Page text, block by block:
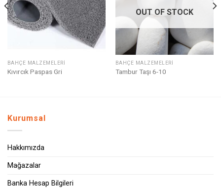
BAHÇE MALZEMELERI
Kıvırcık Paspas Gri
OUT OF STOCK
BAHÇE MALZEMELERI
Tambur Taşı 6-10
Kurumsal
Hakkımızda
Mağazalar
Banka Hesap Bilgileri